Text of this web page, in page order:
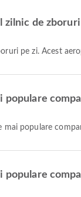
zilnic de
pe zi. Acest
populare
mai populare
populare